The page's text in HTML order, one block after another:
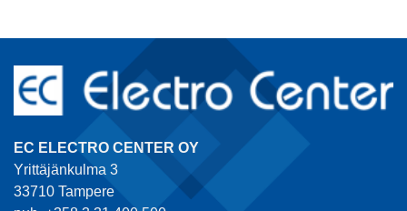
EC ELECTRO CENTER OY
Yrittäjänkulma 3
33710 Tampere